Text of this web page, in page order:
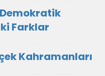
Farklar
Kahramanları